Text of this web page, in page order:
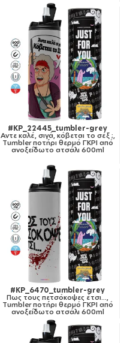
#KP_22445_tumbler-grey
Αντε καλέ, σιγά, κόβεται το σέξ ;,
Tumbler ποτήρι θερμό ΓΚΡΙ από
ανοξείδωτο ατσάλι 600ml
#KP_6470_tumbler-grey
Πως τους πετσόκοψες έτσι...,
Tumbler ποτήρι θερμό ΓΚΡΙ από
ανοξείδωτο ατσάλι 600ml